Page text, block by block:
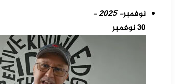
نوفمبر- 2025 -
30 نوفمبر